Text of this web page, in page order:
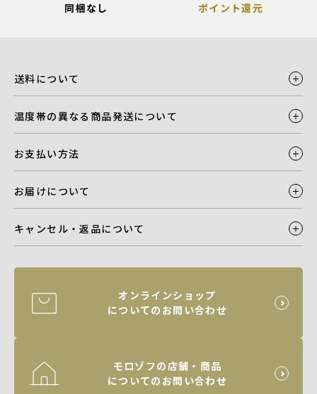
同梱なし
ポイント還元
送料について
温度帯の異なる商品発送について
お支払い方法
お届けについて
キャンセル・返品について
オンラインショップ
についてのお問い合わせ
モロゾフの店舗・商品
についてのお問い合わせ